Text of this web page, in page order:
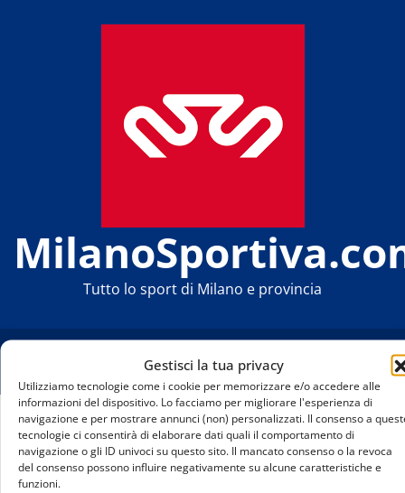
Gestisci la tua privacy
Utilizziamo tecnologie come i cookie per memorizzare e/o accedere alle
informazioni del dispositivo. Lo facciamo per migliorare l'esperienza di
navigazione e per mostrare annunci (non) personalizzati. Il consenso a
tecnologie ci consentirà di elaborare dati quali il comportamento di
navigazione o gli ID univoci su questo sito. Il mancato consenso o la revoca
del consenso possono influire negativamente su alcune caratteristiche e
funzioni.
Tutto lo sport di Milano e provincia
Home
Milano Hockey Club, Doug Shedden nuovo
allenatore: nello staff anche Sakari Lindfors